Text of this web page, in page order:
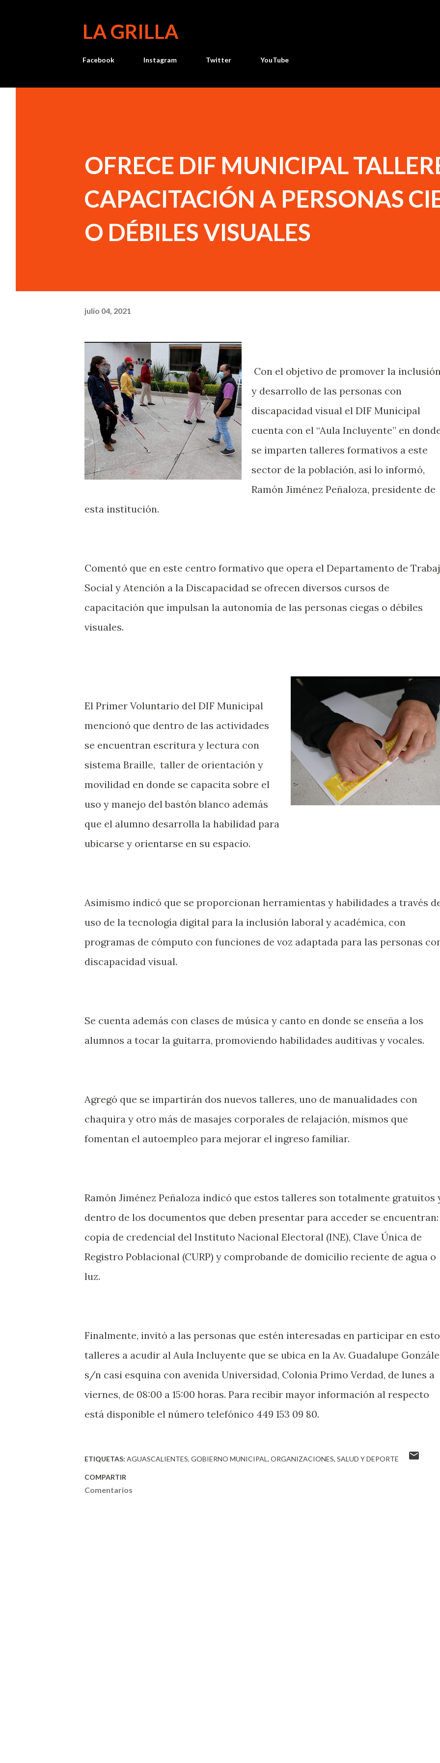
LA GRILLA
Facebook Instagram Twitter YouTube
OFRECE DIF MUNICIPAL
CAPACITACIÓN A PERSONAS
O DÉBILES VISUALES
julio 04, 2021
Con el objetivo de promover la
y desarrollo de las personas con
discapacidad visual el DIF Municipal
cuenta con el “Aula Incluyente” en
se imparten talleres formativos a este
sector de la población, así lo informó,
Ramón Jiménez Peñaloza, presidente de
esta institución.
Comentó que en este centro formativo que opera el Departamento de
Social y Atención a la Discapacidad se ofrecen diversos cursos de
capacitación que impulsan la autonomía de las personas ciegas o débiles
visuales.
El Primer Voluntario del DIF Municipal
mencionó que dentro de las actividades
se encuentran escritura y lectura con
sistema Braille, taller de orientación y
movilidad en donde se capacita sobre el
uso y manejo del bastón blanco además
que el alumno desarrolla la habilidad para
ubicarse y orientarse en su espacio.
Asimismo indicó que se proporcionan herramientas y habilidades a través
uso de la tecnología digital para la inclusión laboral y académica, con
programas de cómputo con funciones de voz adaptada para las personas
discapacidad visual.
Se cuenta además con clases de música y canto en donde se enseña a los
alumnos a tocar la guitarra, promoviendo habilidades auditivas y vocales.
Agregó que se impartirán dos nuevos talleres, uno de manualidades con
chaquira y otro más de masajes corporales de relajación, mismos que
fomentan el autoempleo para mejorar el ingreso familiar.
Ramón Jiménez Peñaloza indicó que estos talleres son totalmente gratuitos
dentro de los documentos que deben presentar para acceder se
copia de credencial del Instituto Nacional Electoral (INE), Clave Única de
Registro Poblacional (CURP) y comprobande de domicilio reciente de agua o
luz.
Finalmente, invitó a las personas que estén interesadas en participar en
talleres a acudir al Aula Incluyente que se ubica en la Av. Guadalupe
s/n casi esquina con avenida Universidad, Colonia Primo Verdad, de lunes a
viernes, de 08:00 a 15:00 horas. Para recibir mayor información al respecto
está disponible el número telefónico 449 153 09 80.
ETIQUETAS: AGUASCALIENTES GOBIERNO MUNICIPAL ORGANIZACIONES SALUD Y DEPORTE
COMPARTIR
Comentarios